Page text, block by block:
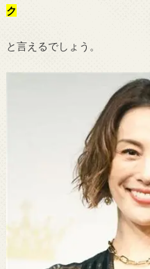
ク
と言えるでしょう。